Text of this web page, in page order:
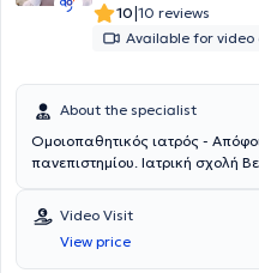
10|10 reviews
Available for
About the specialist
Ομοιοπαθητικός ιατρός -
πανεπιστημίου. Ιατρική σχολή
Video Visit
View price